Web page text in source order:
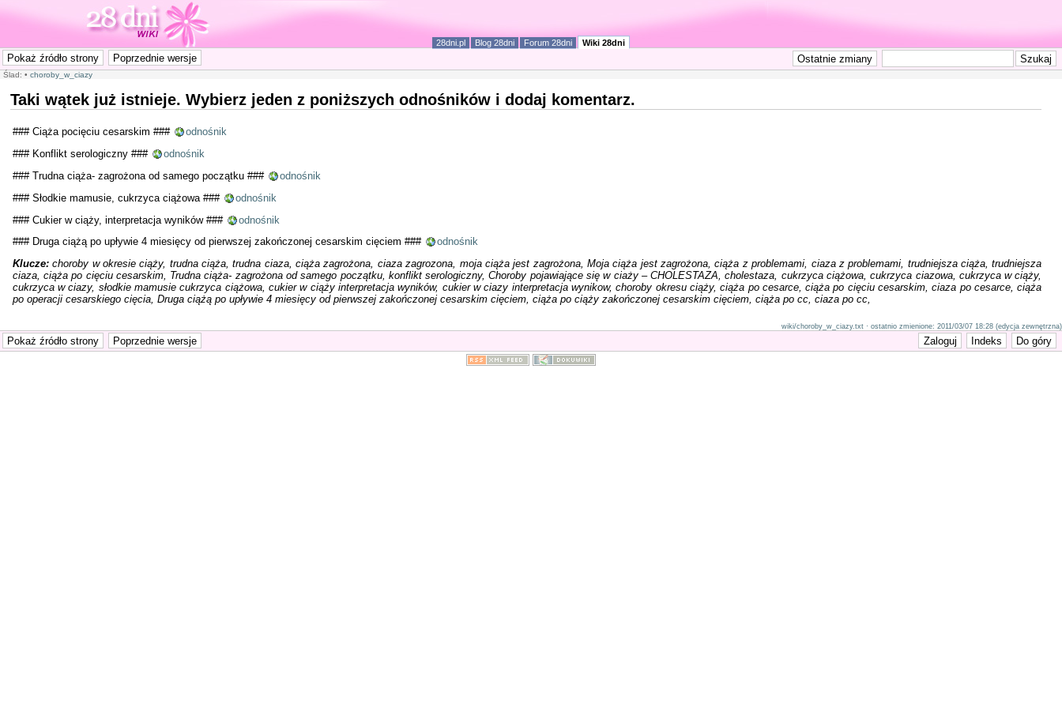
28dni.pl Blog 28dni Forum 28dni Wiki 28dni
Ślad: • choroby_w_ciazy
Taki wątek już istnieje. Wybierz jeden z poniższych odnośników i dodaj komentarz.
### Ciąża pocięciu cesarskim ###
odnośnik
### Konflikt serologiczny ###
odnośnik
### Trudna ciąża- zagrożona od samego początku ###
odnośnik
### Słodkie mamusie, cukrzyca ciążowa ###
odnośnik
### Cukier w ciąży, interpretacja wyników ###
odnośnik
### Druga ciążą po upływie 4 miesięcy od pierwszej zakończonej cesarskim cięciem ###
odnośnik
Klucze:choroby w okresie ciąży, trudna ciąża, trudna ciaza, ciąża zagrożona, ciaza zagrozona, moja ciąża jest zagrożona, Moja ciąża jest zagrożona, ciąża z problemami, ciaza z problemami, trudniejsza ciąża, trudniejsza
ciaza, ciąża po cięciu cesarskim, Trudna ciąża- zagrożona od samego początku, konflikt serologiczny, Choroby pojawiające się w ciaży – CHOLESTAZA, cholestaza, cukrzyca ciążowa, cukrzyca ciazowa, cukrzyca w ciąży,
cukrzyca w ciazy, słodkie mamusie cukrzyca ciążowa, cukier w ciąży interpretacja wyników, cukier w ciazy interpretacja wynikow, choroby okresu ciąży, ciąża po cesarce, ciąża po cięciu cesarskim, ciaza po cesarce, ciąża
po operacji cesarskiego cięcia, Druga ciążą po upływie 4 miesięcy od pierwszej zakończonej cesarskim cięciem, ciąża po ciąży zakończonej cesarskim cięciem, ciąża po cc, ciaza po cc,
wiki/choroby_w_ciazy.txt · ostatnio zmienione: 2011/03/07 18:28 (edycja zewnętrzna)